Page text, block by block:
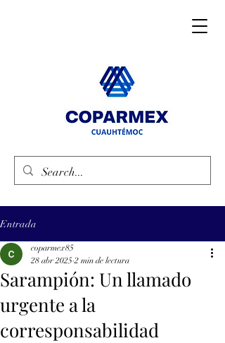
Entrada
Sarampión: Un llamado
urgente a la
corresponsabilidad
coparmex85
28 abr 2025 2 min de lectura